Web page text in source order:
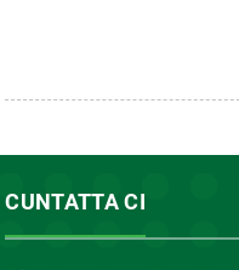
CUNTATTA CI